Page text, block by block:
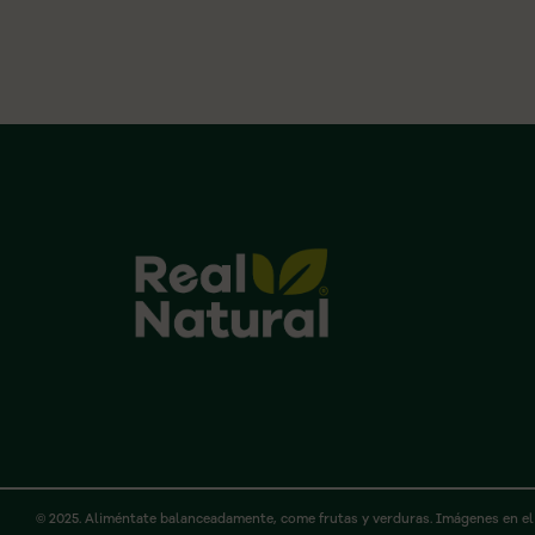
© 2025. Aliméntate balanceadamente, come frutas y verduras. Imágenes